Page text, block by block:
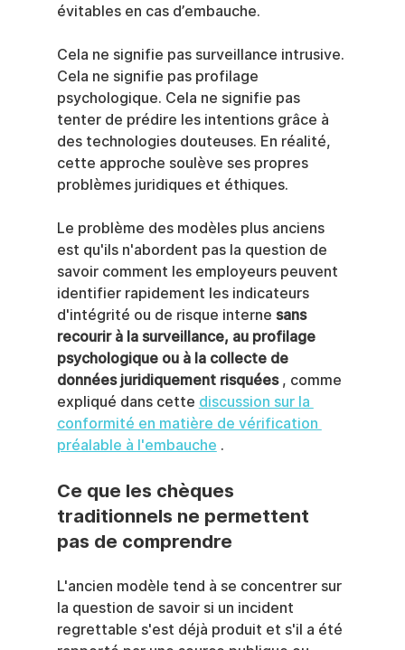
évitables en cas d’embauche.
Cela ne signifie pas surveillance intrusive.
Cela ne signifie pas profilage
psychologique. Cela ne signifie pas
tenter de prédire les intentions grâce à
des technologies douteuses. En réalité,
cette approche soulève ses propres
problèmes juridiques et éthiques.
Le problème des modèles plus anciens
est qu'ils n'abordent pas la question de
savoir comment les employeurs peuvent
identifier rapidement les indicateurs
d'intégrité ou de risque interne sans
recourir à la surveillance, au profilage
psychologique ou à la collecte de
données juridiquement risquées , comme
expliqué dans cette discussion sur la
conformité en matière de vérification
préalable à l'embauche .
Ce que les chèques
traditionnels ne permettent
pas de comprendre
L'ancien modèle tend à se concentrer sur
la question de savoir si un incident
regrettable s'est déjà produit et s'il a été